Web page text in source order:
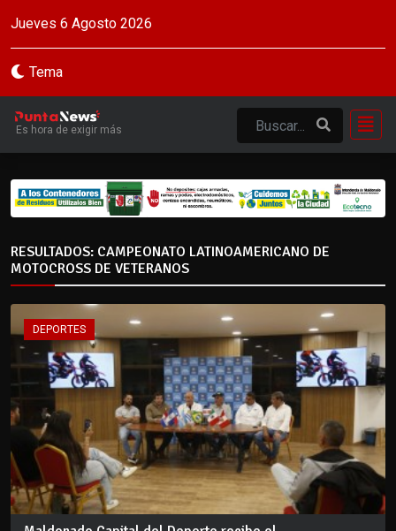
Jueves 6 Agosto 2026
Tema
Es hora de exigir más
RESULTADOS: CAMPEONATO LATINOAMERICANO DE
MOTOCROSS DE VETERANOS
DEPORTES